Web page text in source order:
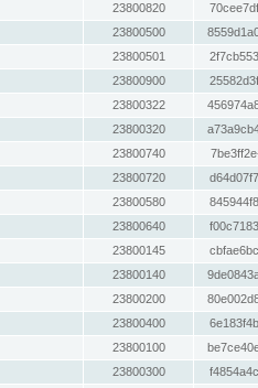
23800820
23800500
23800501
23800900
23800322
23800320
23800740
23800720
23800580
23800640
23800145
23800140
23800200
23800400
23800100
23800300